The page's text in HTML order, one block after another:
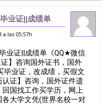
业证||成绩单
理【留信认
，买假文
a las 05:57h
业证||成绩单《QQ★微信
】咨询国外证书，国外
毕业证，改成绩，买假文
证】咨询，国外证件遗
国找工作买学历，网上
大学文凭(世界名校一对